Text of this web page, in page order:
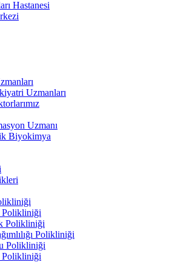
Hastanesi
Uzmanları
Uzmanı
Biyokimya
Polikliniği
Polikliniği
Polikliniği
Polikliniği
Polikliniği